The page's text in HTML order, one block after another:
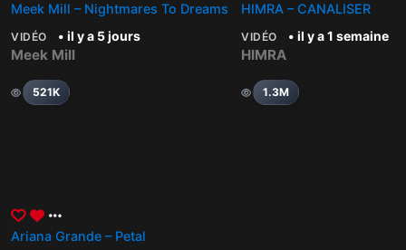
Meek Mill – Nightmares To Dreams
VIDÉO • il y a 5 jours
Meek Mill
521K
HIMRA – CANALISER
VIDÉO • il y a 1 semaine
HIMRA
1.3M
Ariana Grande – Petal